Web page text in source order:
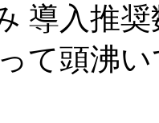
導入推
て頭沸